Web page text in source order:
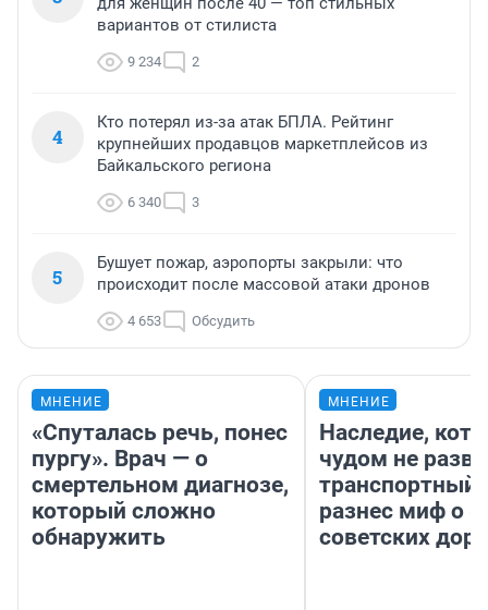
вариантов от стилиста
9 234 2
4
Кто потерял из-за атак БПЛА. Рейтинг
крупнейших продавцов маркетплейсов из
Байкальского региона
6 340 3
5
Бушует пожар, аэропорты закрыли: что
происходит после массовой атаки дронов
4 653 Обсудить
МНЕНИЕ
«Спуталась речь, понес
пургу». Врач — о
смертельном диагнозе,
который сложно
обнаружить
МНЕНИЕ
Наследие,
чудом не
транспортный
разнес миф о
советских